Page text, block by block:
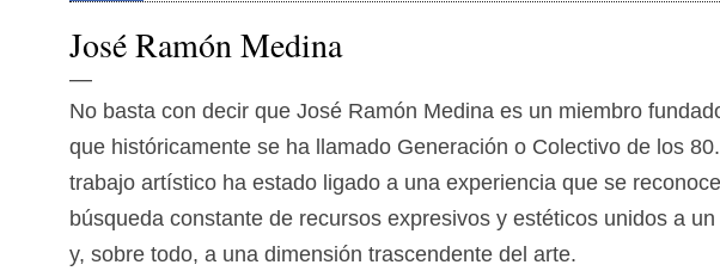
José Ramón Medina
No basta con decir que José Ramón Medina es un miembro
que históricamente se ha llamado Generación o Colectivo de los
trabajo artístico ha estado ligado a una experiencia que se
búsqueda constante de recursos expresivos y estéticos unidos a
y, sobre todo, a una dimensión trascendente del arte.